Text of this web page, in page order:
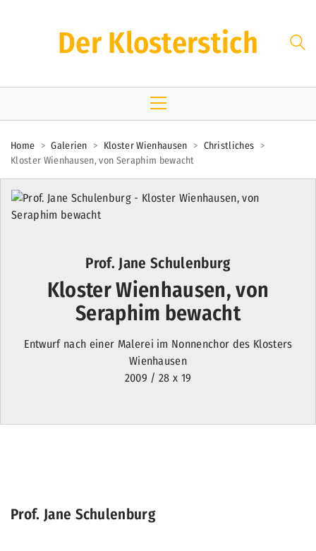
Der Klosterstich
Home > Galerien > Kloster Wienhausen > Christliches >
Kloster Wienhausen, von Seraphim bewacht
Prof. Jane Schulenburg
Kloster Wienhausen, von
Seraphim bewacht
Entwurf nach einer Malerei im Nonnenchor des Klosters
Wienhausen
2009 / 28 x 19
Prof. Jane Schulenburg